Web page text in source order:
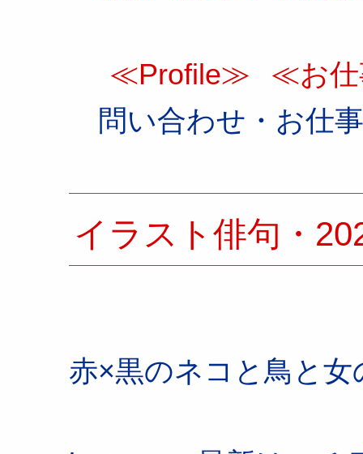
≪Profile≫
≪お
問い合わせ・お仕
イラスト俳句・
赤×黒のネコと鳥と女